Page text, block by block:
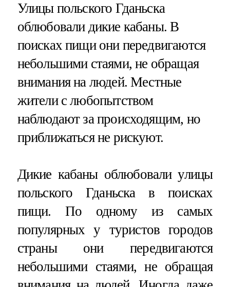
Улицы польского Гданьска
облюбовали дикие кабаны. В
поисках пищи они передвигаются
небольшими стаями, не обращая
внимания на людей. Местные
жители с любопытством
наблюдают за происходящим, но
приближаться не рискуют.
Дикие кабаны облюбовали улицы
польского Гданьска в поисках
пищи. По одному из самых
популярных у туристов городов
страны они передвигаются
небольшими стаями, не обращая